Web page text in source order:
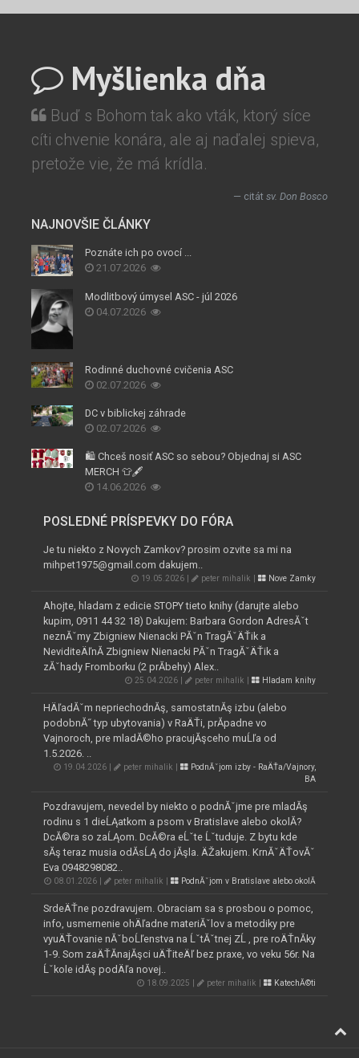
Myšlienka dňa
Buď s Bohom tak ako vták, ktorý síce
cíti chvenie konára, ale aj naďalej spieva,
pretože vie, že má krídla.
citát sv. Don Bosco
NAJNOVŠIE ČLÁNKY
Poznáte ich po ovocí ...
21.07.2026
Modlitbový úmysel ASC - júl 2026
04.07.2026
Rodinné duchovné cvičenia ASC
02.07.2026
DC v biblickej záhrade
02.07.2026
🛍️ Chceš nosiť ASC so sebou? Objednaj si ASC
MERCH 👕🖋️
14.06.2026
POSLEDNÉ PRÍSPEVKY DO FÓRA
Je tu niekto z Novych Zamkov? prosim ozvite sa mi na
mihpet1975@gmail.com dakujem..
19.05.2026 | peter mihalik | Nove Zamky
Ahojte, hladam z edicie STOPY tieto knihy (darujte alebo
kupim, 0911 44 32 18) Dakujem: Barbara Gordon AdresĂˇt
neznĂˇmy Zbigniew Nienacki PĂˇn TragĂˇÄŤik a
NeviditeÄľnĂ­ Zbigniew Nienacki PĂˇn TragĂˇÄŤik a
zĂˇhady Fromborku (2 prĂ­behy) Alex..
25.04.2026 | peter mihalik | Hladam knihy
HÄľadĂˇm nepriechodnĂş, samostatnĂş izbu (alebo
podobnĂ˝ typ ubytovania) v RaÄŤi, prĂ­padne vo
Vajnoroch, pre mladĂ©ho pracujĂşceho muĹľa od
1.5.2026. ..
19.04.2026 | peter mihalik |
PodnĂˇjom izby - RaÄŤa/Vajnory,
BA
Pozdravujem, nevedel by niekto o podnĂˇjme pre mladĂş
rodinu s 1 dieĹĄatkom a psom v Bratislave alebo okolĂ­?
DcĂ©ra so zaĹĄom. DcĂ©ra eĹˇte Ĺˇtuduje. Z bytu kde
sĂş teraz musia odĂ­sĹĄ do jĂşla. ÄŽakujem. KrnĂˇÄŤovĂˇ
Eva 0948298082..
08.01.2026 | peter mihalik | PodnĂˇjom v Bratislave alebo okolĂ­
SrdeÄŤne pozdravujem. Obraciam sa s prosbou o pomoc,
info, usmernenie ohÄľadne materiĂˇlov a metodiky pre
vyuÄŤovanie nĂˇboĹľenstva na ĹˇtĂˇtnej ZĹ , pre roÄŤnĂ­ky
1-9. Som zaÄŤĂ­najĂşci uÄŤiteÄľ bez praxe, vo veku 56r. Na
Ĺˇkole idĂş podÄľa novej..
18.09.2025 | peter mihalik | KatechĂ©ti